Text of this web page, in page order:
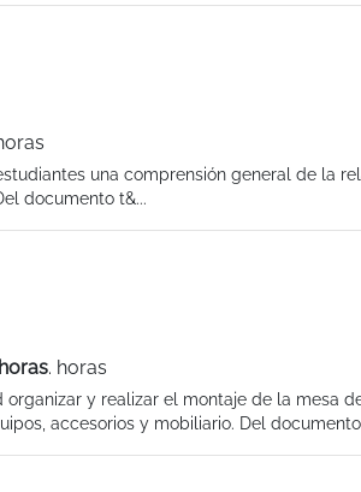
una comprensión general de la
documento t&...
. horas
y realizar el montaje de la mesa
accesorios y mobiliario. Del